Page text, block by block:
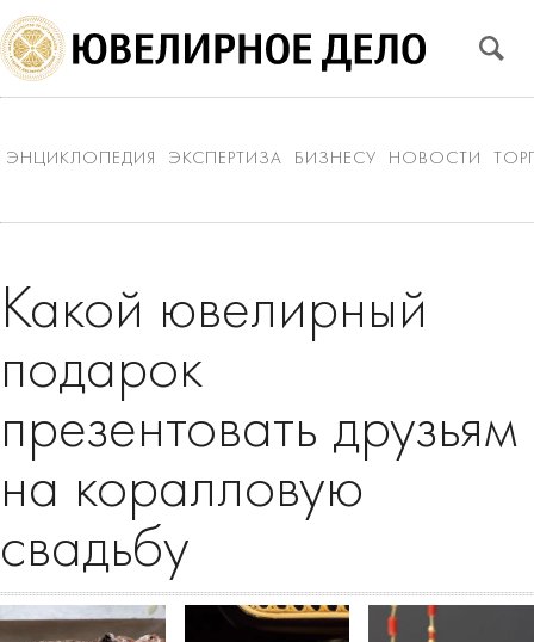
ЭНЦИКЛОПЕДИЯ ЭКСПЕРТИЗА БИЗНЕСУ НОВОСТИ
Какой ювелирный
подарок
презентовать друзьям
на коралловую
свадьбу